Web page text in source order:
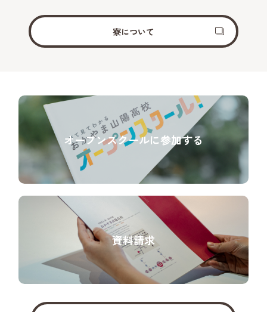
寮について
オープンスクールに参加する
資料請求